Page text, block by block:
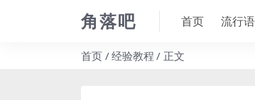
角落吧 首页 流行语
首页 经验教程 正文